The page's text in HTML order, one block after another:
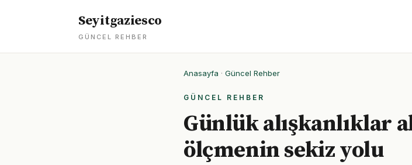
Seyitgaziesco
GÜNCEL REHBER
Anasayfa · Güncel Rehber
GÜNCEL REHBER
Günlük alışkanlıklar
ölçmenin sekiz yolu